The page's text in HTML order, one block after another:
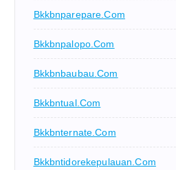
Bkkbnparepare.com
Bkkbnpalopo.com
Bkkbnbaubau.com
Bkkbntual.com
Bkkbnternate.com
Bkkbntidorekepulauan.com